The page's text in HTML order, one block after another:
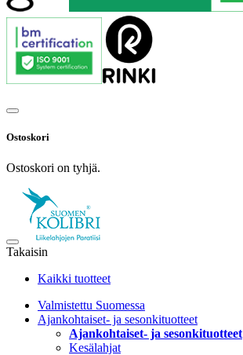
Ostoskori
Ostoskori on tyhjä.
Takaisin
Kaikki tuotteet
Valmistettu Suomessa
Ajankohtaiset- ja sesonkituotteet
Ajankohtaiset- ja sesonkituotteet
Kesälahjat